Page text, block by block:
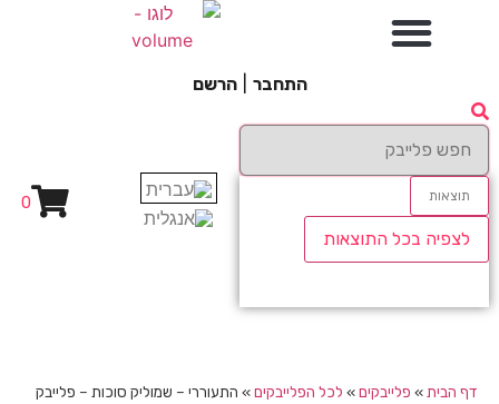
התחבר הרשם
תוצאות
לצפיה בכל התוצאות
0
דף הבית » פלייבקים» לכל הפלייבקים» התעוררי – שמוליק סוכות – פלייבק